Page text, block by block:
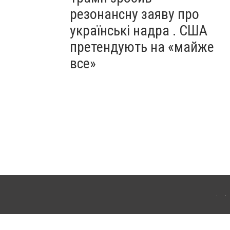
резонансну заяву про
українські надра . США
претендують на «майже
все»